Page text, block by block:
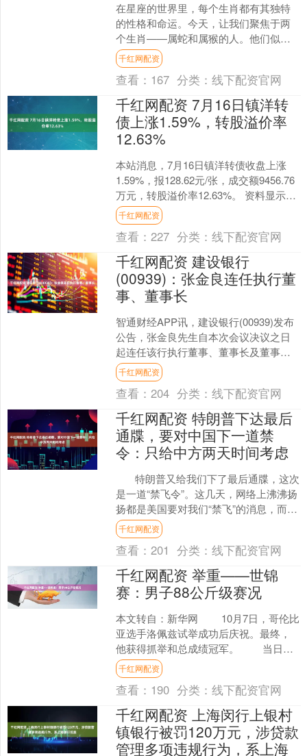
在星座的世界里，每个生肖都有其独特
的性格和命运。今天，让我们聚焦于两
个生肖——属蛇和属猴的人。他们似乎
总是在人前表现得风度翩翩，而在人后
却截然不同，表里不一，老....
千红网配资
查看： 167 分类：线下配资官网
千红网配资 7月16日镇洋转
债上涨1.59%，转股溢价率
12.63%
本站消息，7月16日镇洋转债收盘上涨
1.59%，报128.62元/张，成交额9456.76
万元，转股溢价率12.63%。 资料显示，
镇洋转债信用级别为“AA-”....
千红网配资
查看：227 分类：线下配资官网
千红网配资 建设银行
(00939)：张金良连任执行董
事、董事长
智通财经APP讯，建设银行(00939)发布
公告，张金良先生自本次会议决议之日
起连任该行执行董事、董事长及董事会
战略发展委员会主席，任职期限3年，至
该行2027....
千红网配资
查看：204 分类：线下配资官网
千红网配资 特朗普下达最后
通牒，要对中国下一道禁
令：只给中方两天时间考虑
特朗普又给我们下了最后通牒，这次
是一道“禁飞令”。这几天，网络上沸沸扬
扬都是美国要对我们“禁飞”的消息，而
且，还表示只给我们2天时间进行答
复。 ....
千红网配资
查看：201 分类：线下配资官网
千红网配资 举重——世锦
赛：男子88公斤级赛况
本文转自：新华网 10月7日，哥伦比
亚选手洛佩兹试举成功后庆祝。最终，
他获得抓举和总成绩冠军。 当日，
2025世界举重锦标赛男子88公斤级比赛
在挪威弗勒....
千红网配资
查看： 190 分类：线下配资官网
千红网配资 上海闵行上银村
镇银行被罚120万元，涉贷款
管理多项违规行为，系上海